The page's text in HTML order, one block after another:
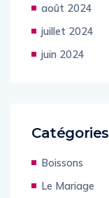
août 2024
juillet 2024
juin 2024
Catégories
Boissons
Le Mariage